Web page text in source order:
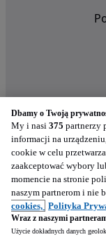
Nasze
Dbamy o Twoją
My i nasi 375 partnerzy
informacji na
cookie w celu
zaakceptować wybory
momencie na stronie
naszym partnerom i nie
cookies, Polityka
Wraz z naszymi
Użycie dokładnych danych